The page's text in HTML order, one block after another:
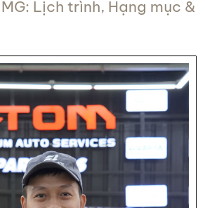
Lịch trình, Hạng mục &